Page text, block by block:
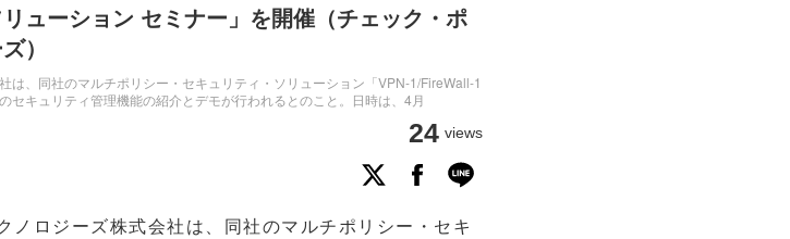
ューション セミナー」を開催（チェック・ポ
）
、同社のマルチポリシー・セキュリティ・ソリューション「VPN-1/FireWall-1
キュリティ管理機能の紹介とデモが行われるとのこと。日時は、4月
24 views
ロジーズ株式会社は、同社のマルチポリシー・セキ